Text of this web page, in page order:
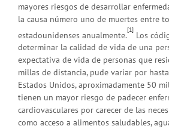
mayores riesgos de desarrollar
la causa número uno de muertes entre
estadounidenses anualmente.
[1]
Los
determinar la calidad de vida de una
expectativa de vida de personas que
millas de distancia, pude variar por
Estados Unidos, aproximadamente 50
tienen un mayor riesgo de padecer
cardiovasculares por carecer de las
como acceso a alimentos saludables,